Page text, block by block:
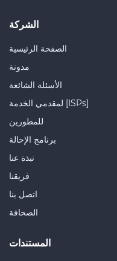
الشركة
الصفحة الرئيسية
مدونة
الأسئلة الشائعة
لمقدمي الخدمة [ISPs]
للمطورين
برنامج الإحالة
نبذة عنا
فريقنا
اتصل بنا
الصحافة
المستندات